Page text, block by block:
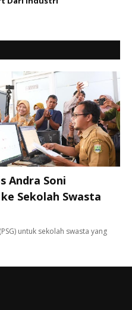
Andra Soni
Sekolah Swasta
untuk sekolah swasta yang